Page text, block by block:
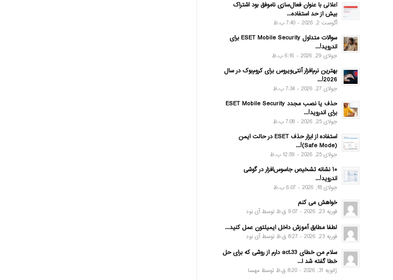
اعلانی با عنوان فعال‌سازی ناموفق بود اشتراک
بیش از حد استفاده...
آگوست 2, 2026 - 7:40 ب.ظ
سوالات متداول ESET Mobile Security برای
اندروید!...
جولای 29, 2026 - 6:16 ب.ظ
بهترین نرم‌افزار آنتی‌ویروس برای کروم‌بوک در سال
2026!...
جولای 27, 2026 - 7:34 ب.ظ
حذف یا نصب مجدد ESET Mobile Security
برای اندروید!...
جولای 25, 2026 - 7:08 ب.ظ
استفاده از ابزار حذف ESET در حالت ایمن
(Safe Mode)!...
جولای 25, 2026 - 12:59 ب.ظ
۱۰ نشانه تشخیص جاسوس‌افزار در گوشی
اندروید!...
جولای 18, 2026 - 6:07 ب.ظ
خواهش می کنم
فوریه 23, 2026 - 9:07 ق.ظ توسط آی نود
لطفا مطابق آموزش داخل ایمیلتون عمل کنید...
فوریه 23, 2026 - 8:27 ق.ظ توسط آی نود
سلام من خطای act.33 دارم از روشی که برای حل
خطا گفته شد ا...
ژانویه 31, 2026 - 8:20 ق.ظ توسط مهسا